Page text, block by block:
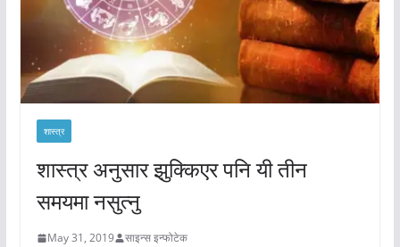
शास्त्र
शास्त्र अनुसार झुक्किएर पनि यी तीन
समयमा नसुत्नु
May 31, 2019 साइन्स इन्फोटेक